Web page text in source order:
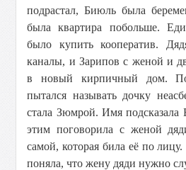
подрастал, Биюль была
была квартира побольше.
было купить кооператив.
каналы, и Зарипов с женой и
в новый кирпичный дом.
пытался называть дочку
стала Зюмрой. Имя подсказала
этим поговорила с женой
самой, которая била её по
поняла, что жену дяди нужно